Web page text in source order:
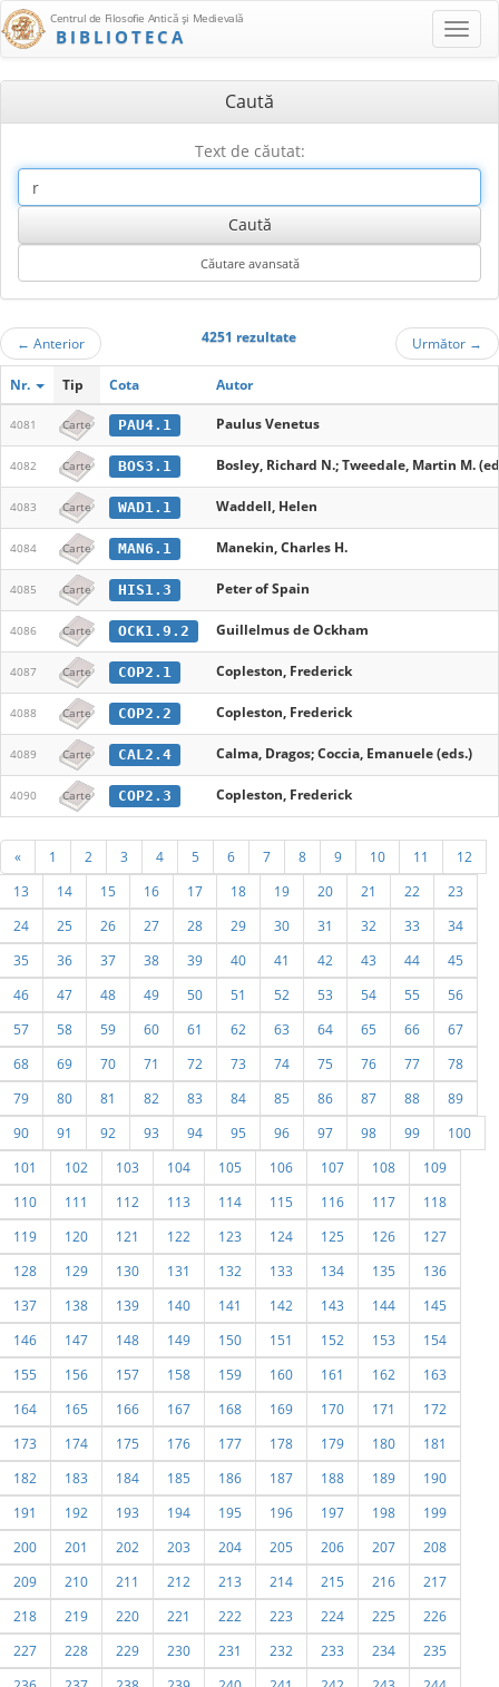
Centrul de Filosofie Antică şi Medievală
BIBLIOTECA
Caută
Text de căutat:
← Anterior 4251 rezultate Următor →
Nr. Tip Cota Autor
4081 Carte PAU4.1 Paulus Venetus
4082 Carte BOS3.1 Bosley, Richard N.; Tweedale, Martin M.
4083 Carte WAD1.1 Waddell, Helen
4084 Carte MAN6.1 Manekin, Charles H.
4085 Carte HIS1.3 Peter of Spain
4086 Carte OCK1.9.2 Guillelmus de Ockham
4087 Carte COP2.1 Copleston, Frederick
4088 Carte COP2.2 Copleston, Frederick
4089 Carte CAL2.4 Calma, Dragos; Coccia, Emanuele (eds.)
4090 Carte COP2.3 Copleston, Frederick
« 1 2 3 4 5 6 7 8 9 10 11
12
13
14 15 16 17 18 19 20 21 22
23
24
25 26 27 28 29 30 31 32 33
34
35
36 37 38 39 40 41 42 43 44
45
46
47 48 49 50 51 52 53 54 55
56
57
58 59 60 61 62 63 64 65 66
67
68
69 70 71 72 73 74 75 76 77
78
79
80 81 82 83 84 85 86 87 88
89
90
91 92 93 94 95 96 97 98 99
100
101
102 103 104 105 106 107 108
109
110
111 112 113 114 115 116 117
118
119
120 121 122 123 124 125 126
127
128
129 130 131 132 133 134 135
136
137
138 139 140 141 142 143 144
145
146
147 148 149 150 151 152 153
154
155
156 157 158 159 160 161 162
163
164
165 166 167 168 169 170 171
172
173
174 175 176 177 178 179 180
181
182
183 184 185 186 187 188 189
190
191
192 193 194 195 196 197 198
199
200
201 202 203 204 205 206 207
208
209
210 211 212 213 214 215 216
217
218
219 220 221 222 223 224 225
226
227
228 229 230 231 232 233 234
235